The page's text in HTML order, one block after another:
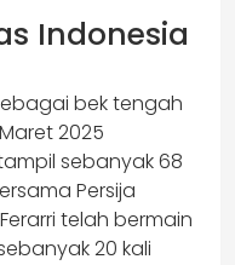
Indonesia
bek tengah
2025
sebanyak 68
Persija
telah bermain
20 kali